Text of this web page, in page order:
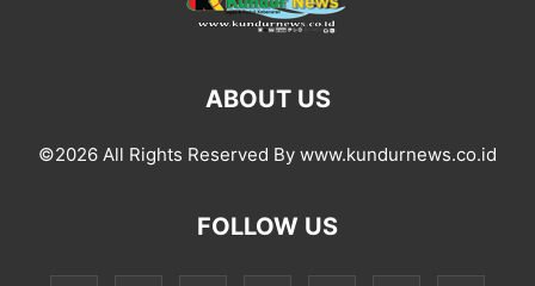
ABOUT US
©2026 All Rights Reserved By www.kundurnews.co.id
FOLLOW US